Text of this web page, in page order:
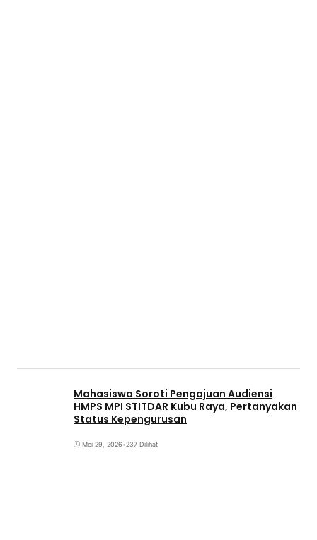
Mahasiswa Soroti Pengajuan Audiensi
HMPS MPI STITDAR Kubu Raya, Pertanyakan
Status Kepengurusan
Mei 29, 2026•237 Dilihat